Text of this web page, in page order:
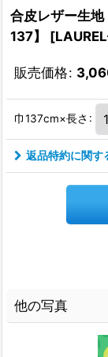
合皮レザー生地
137】
[
販売価格:
巾137cm×長さ :
返品特約に関す
他の写真